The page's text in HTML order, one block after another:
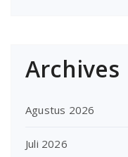
Archives
Agustus 2026
Juli 2026